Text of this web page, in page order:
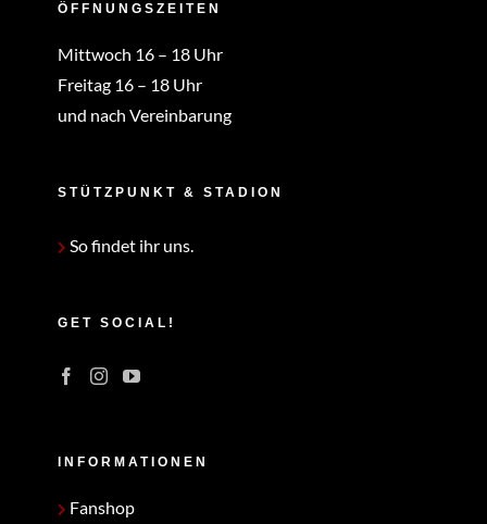
ÖFFNUNGSZEITEN
Mittwoch 16 – 18 Uhr
Freitag 16 – 18 Uhr
und nach Vereinbarung
STÜTZPUNKT & STADION
So findet ihr uns.
GET SOCIAL!
INFORMATIONEN
Fanshop